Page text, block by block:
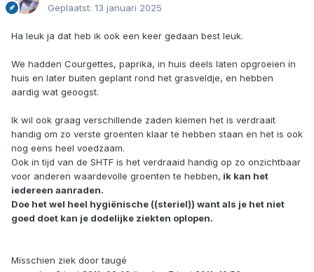
Geplaatst: 13 januari 2025
Ha leuk ja dat heb ik ook een keer gedaan best leuk.
We hadden Courgettes, paprika, in huis deels laten opgroeien in
huis en later buiten geplant rond het grasveldje, en hebben
aardig wat geoogst.
Ik wil ook graag verschillende zaden kiemen het is verdraait
handig om zo verste groenten klaar te hebben staan en het is ook
nog eens heel voedzaam.
Ook in tijd van de SHTF is het verdraaid handig op zo onzichtbaar
voor anderen waardevolle groenten te hebben, ik kan het
iedereen aanraden.
Doe het wel heel hygiënische ((steriel)) want als je het niet
goed doet kan je dodelijke ziekten oplopen.
Misschien ziek door taugé